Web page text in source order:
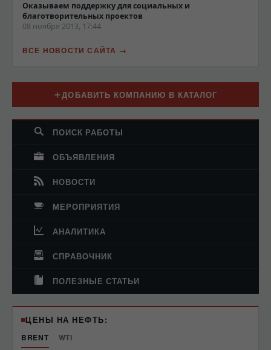
ДОБАВИТЬ КОМПАНИЮ В КАТАЛОГ
ПОИСК РАБОТЫ
ОБЪЯВЛЕНИЯ
НОВОСТИ
МЕРОПРИЯТИЯ
АНАЛИТИКА
СПРАВОЧНИК
ПОЛЕЗНЫЕ СТАТЬИ
ЦЕНЫ НА НЕФТЬ:
BRENT
WTI
Оказываем поддержку для социальных и
благотворительных проектов
08 ноября 2013, 17:44
ВСЕ НОВОСТИ САЙТА